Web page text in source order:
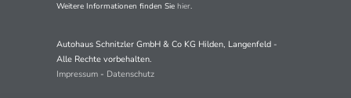
Weitere Informationen finden Sie hier.
Autohaus Schnitzler GmbH & Co KG Hilden, Langenfeld -
Alle Rechte vorbehalten.
Impressum- Datenschutz